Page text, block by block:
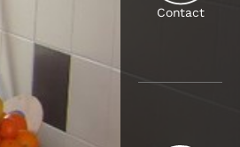
Contact